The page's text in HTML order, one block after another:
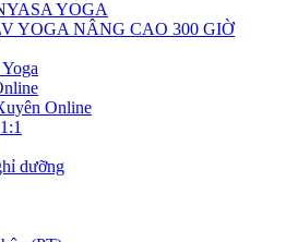
YOGA
YOGA NÂNG CAO 300 GIỜ
Online
dưỡng